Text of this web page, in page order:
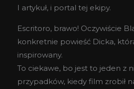
I artykuł, i portal tej ekipy.
Escritoro, brawo! Oczywiście
konkretnie powieść Dicka,
inspirowany.
To ciekawe, bo jest to jeden z
przypadków, kiedy film zrobił